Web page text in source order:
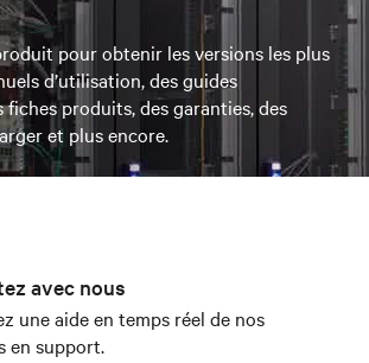
pour obtenir les versions les plus
d’utilisation, des guides
fiches produits, des garanties, des
et plus encore.
avec nous
une aide en temps réel de nos
en support.